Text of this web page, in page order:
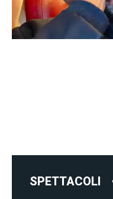
SPETTACOLI